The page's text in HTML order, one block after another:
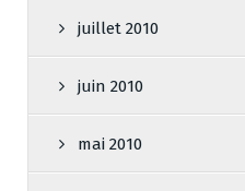
juillet 2010
juin 2010
mai 2010